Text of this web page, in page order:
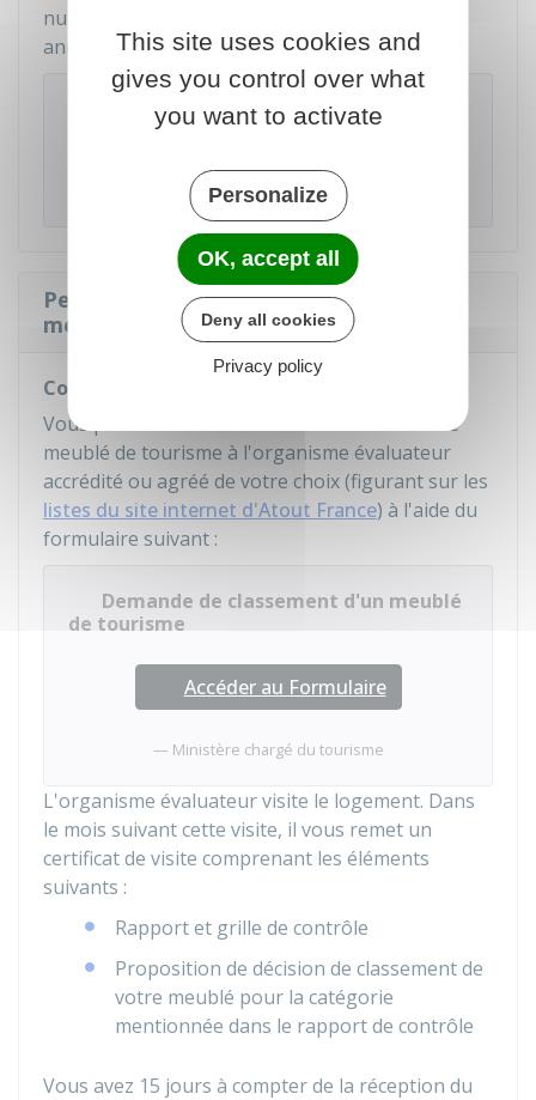
numéro devra être indiqué dans chacune des
annonces d'offre de location de ce logement.
Ne pas déclarer votre logement en mairie est
5 000 €.
Peut-on demander le classement du
meublé de tourisme ?
Comment obtenir le classement ?
Vous pouvez demander le classement de votre
meublé de tourisme à l'organisme évaluateur
accrédité ou agréé de votre choix (figurant sur les
listes du site internet d'Atout France) à l'aide du
formulaire suivant :
Demande de classement d'un meublé
de tourisme
Accéder au Formulaire
Ministère chargé du tourisme
L'organisme évaluateur visite le logement. Dans
le mois suivant cette visite, il vous remet un
certificat de visite comprenant les éléments
suivants :
Rapport et grille de contrôle
Proposition de décision de classement de
votre meublé pour la catégorie
mentionnée dans le rapport de contrôle
Vous avez 15 jours à compter de la réception du
This site uses cookies and
gives you control over what
you want to activate
Personalize
OK, accept all
Deny all cookies
Privacy policy